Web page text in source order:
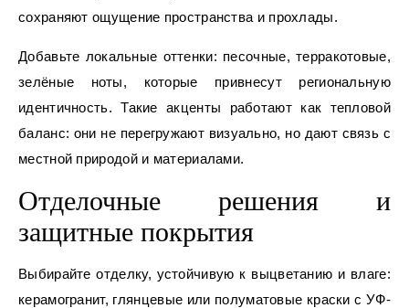
сохраняют ощущение пространства и прохлады.
Добавьте локальные оттенки: песочные, терракотовые,
зелёные ноты, которые привнесут региональную
идентичность. Такие акценты работают как тепловой
баланс: они не перегружают визуально, но дают связь с
местной природой и материалами.
Отделочные решения и
защитные покрытия
Выбирайте отделку, устойчивую к выцветанию и влаге:
керамогранит, глянцевые или полуматовые краски с УФ-